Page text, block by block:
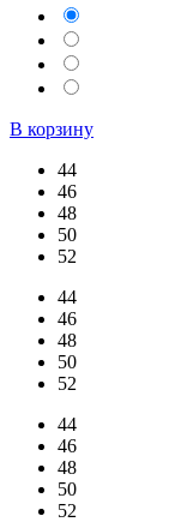
В корзину
44
46
48
50
52
44
46
48
50
52
44
46
48
50
52